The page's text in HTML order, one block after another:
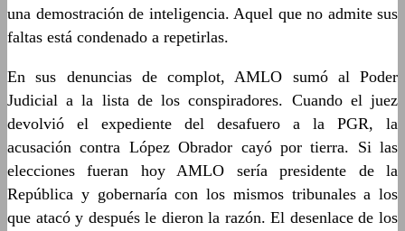
una demostración de inteligencia. Aquel que no admite sus
faltas está condenado a repetirlas.
En sus denuncias de complot, AMLO sumó al Poder
Judicial a la lista de los conspiradores. Cuando el juez
devolvió el expediente del desafuero a la PGR, la
acusación contra López Obrador cayó por tierra. Si las
elecciones fueran hoy AMLO sería presidente de la
República y gobernaría con los mismos tribunales a los
que atacó y después le dieron la razón. El desenlace de los